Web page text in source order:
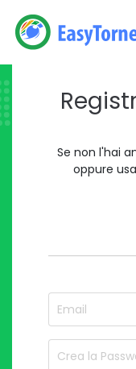
Se non l'hai
oppure